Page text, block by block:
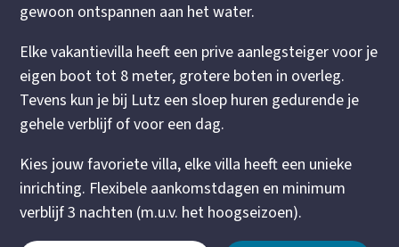
gewoon ontspannen aan het water.
Elke vakantievilla heeft een prive aanlegsteiger voor je
eigen boot tot 8 meter, grotere boten in overleg.
Tevens kun je bij Lutz een sloep huren gedurende je
gehele verblijf of voor een dag.
Kies jouw favoriete villa, elke villa heeft een unieke
inrichting. Flexibele aankomstdagen en minimum
verblijf 3 nachten (m.u.v. het hoogseizoen).